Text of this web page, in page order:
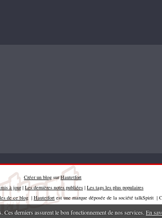
derniers assurent le bon fonctionnement de nos services. En
Créer un blog surHautetfort
à jour| Les dernières notes publiées | Les tags les plus populaires
de ce blog | Hautetfort est une marque déposée de la société talkSpirit |